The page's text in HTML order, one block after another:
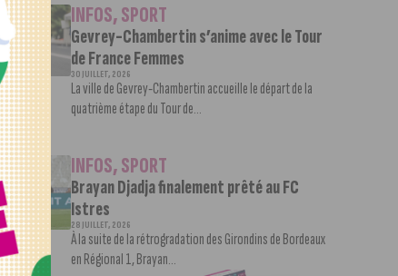
INFOS,SPORT
Gevrey-Chambertin s’anime avec le Tour
de France Femmes
30 JUILLET, 2026
La ville de Gevrey-Chambertin accueille le départ de la
quatrième étape du Tour de...
INFOS,SPORT
Brayan Djadja finalement prêté au FC
Istres
28 JUILLET, 2026
À la suite de la rétrogradation des Girondins de Bordeaux
en Régional 1, Brayan...